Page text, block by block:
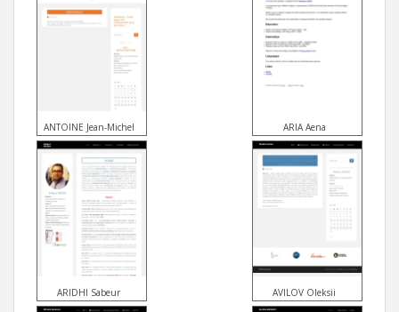
ANTOINE Jean-Michel ARIA Aena
ARIDHI Sabeur AVILOV Oleksii